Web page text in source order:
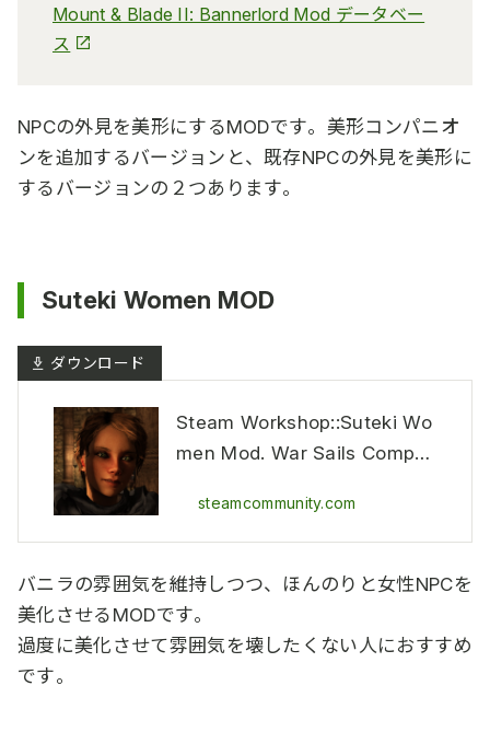
Mount & Blade II: Bannerlord Mod データベー
ス
NPCの外見を美形にするMODです。美形コンパニオ
ンを追加するバージョンと、既存NPCの外見を美形に
するバージョンの２つあります。
Suteki Women MOD
Steam Workshop::Suteki Wo
men Mod. War Sails Compat
steamcommunity.com
バニラの雰囲気を維持しつつ、ほんのりと女性NPCを
美化させるMODです。
過度に美化させて雰囲気を壊したくない人におすすめ
です。